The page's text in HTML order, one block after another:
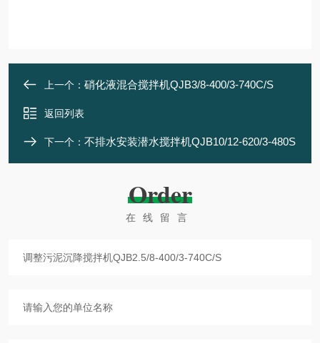
上一个： 硝化液混合搅拌机QJB3/8-400/3-740C/S
返回列表
下一个： 不排水安装潜水搅拌机QJB10/12-620/3-480S
Order
在线留言